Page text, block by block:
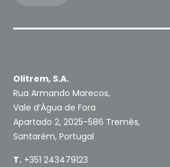
Olitrem, S.A.
Rua Armando Marecos,
Vale d’Água de Fora
Apartado 2, 2025-586 Tremês,
Santarém, Portugal
T. +351 243479123